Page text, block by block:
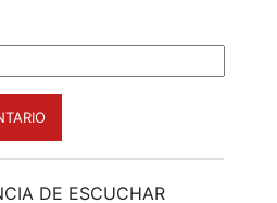
DE ESCUCHAR